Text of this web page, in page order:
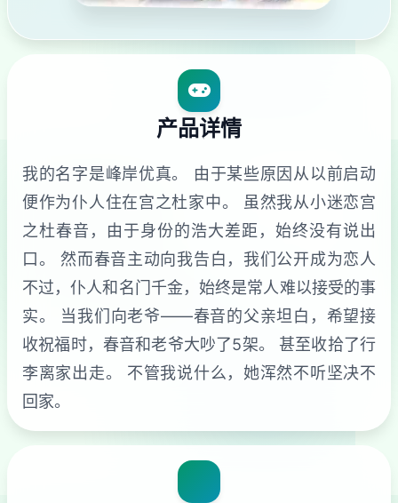
产品详情
我的名字是峰岸优真。 由于某些原因从以前启动
便作为仆人住在宫之杜家中。 虽然我从小迷恋宫
之杜春音，由于身份的浩大差距，始终没有说出
口。 然而春音主动向我告白，我们公开成为恋人
不过，仆人和名门千金，始终是常人难以接受的事
实。 当我们向老爷——春音的父亲坦白，希望接
收祝福时，春音和老爷大吵了5架。 甚至收拾了行
李离家出走。 不管我说什么，她浑然不听坚决不
回家。